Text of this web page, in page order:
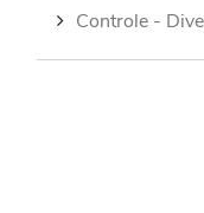
Controle -